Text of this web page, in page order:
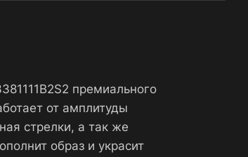
премиального
от амплитуды
стрелки, а так же
образ и украсит